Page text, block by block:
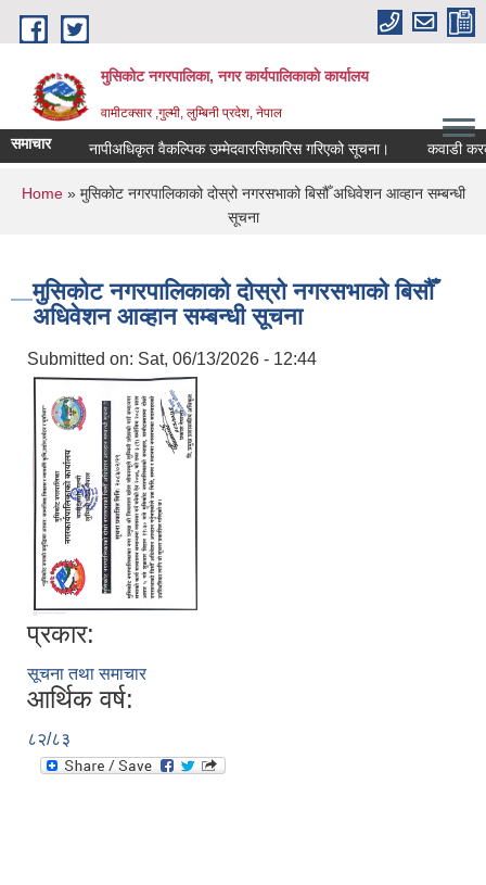
Skip to main content
मुसिकोट नगरपालिका, नगर कार्यपालिकाकाे कार्यालय
वामीटक्सार ,गुल्मी, लुम्बिनी प्रदेश, नेपाल
समाचार नापीअधिकृत वैकल्पिक उम्मेदवारसिफारिस गरिएको सूचना। कवाडी करको
You are here
Home» मुसिकोट नगरपालिकाको दोस्रो नगरसभाको बिसौँ अधिवेशन आव्हान सम्बन्धी
सूचना
मुसिकोट नगरपालिकाको दोस्रो नगरसभाको बिसौँ
अधिवेशन आव्हान सम्बन्धी सूचना
Submitted on: Sat, 06/13/2026 - 12:44
प्रकार:
सूचना तथा समाचार
आर्थिक वर्ष:
८२/८३